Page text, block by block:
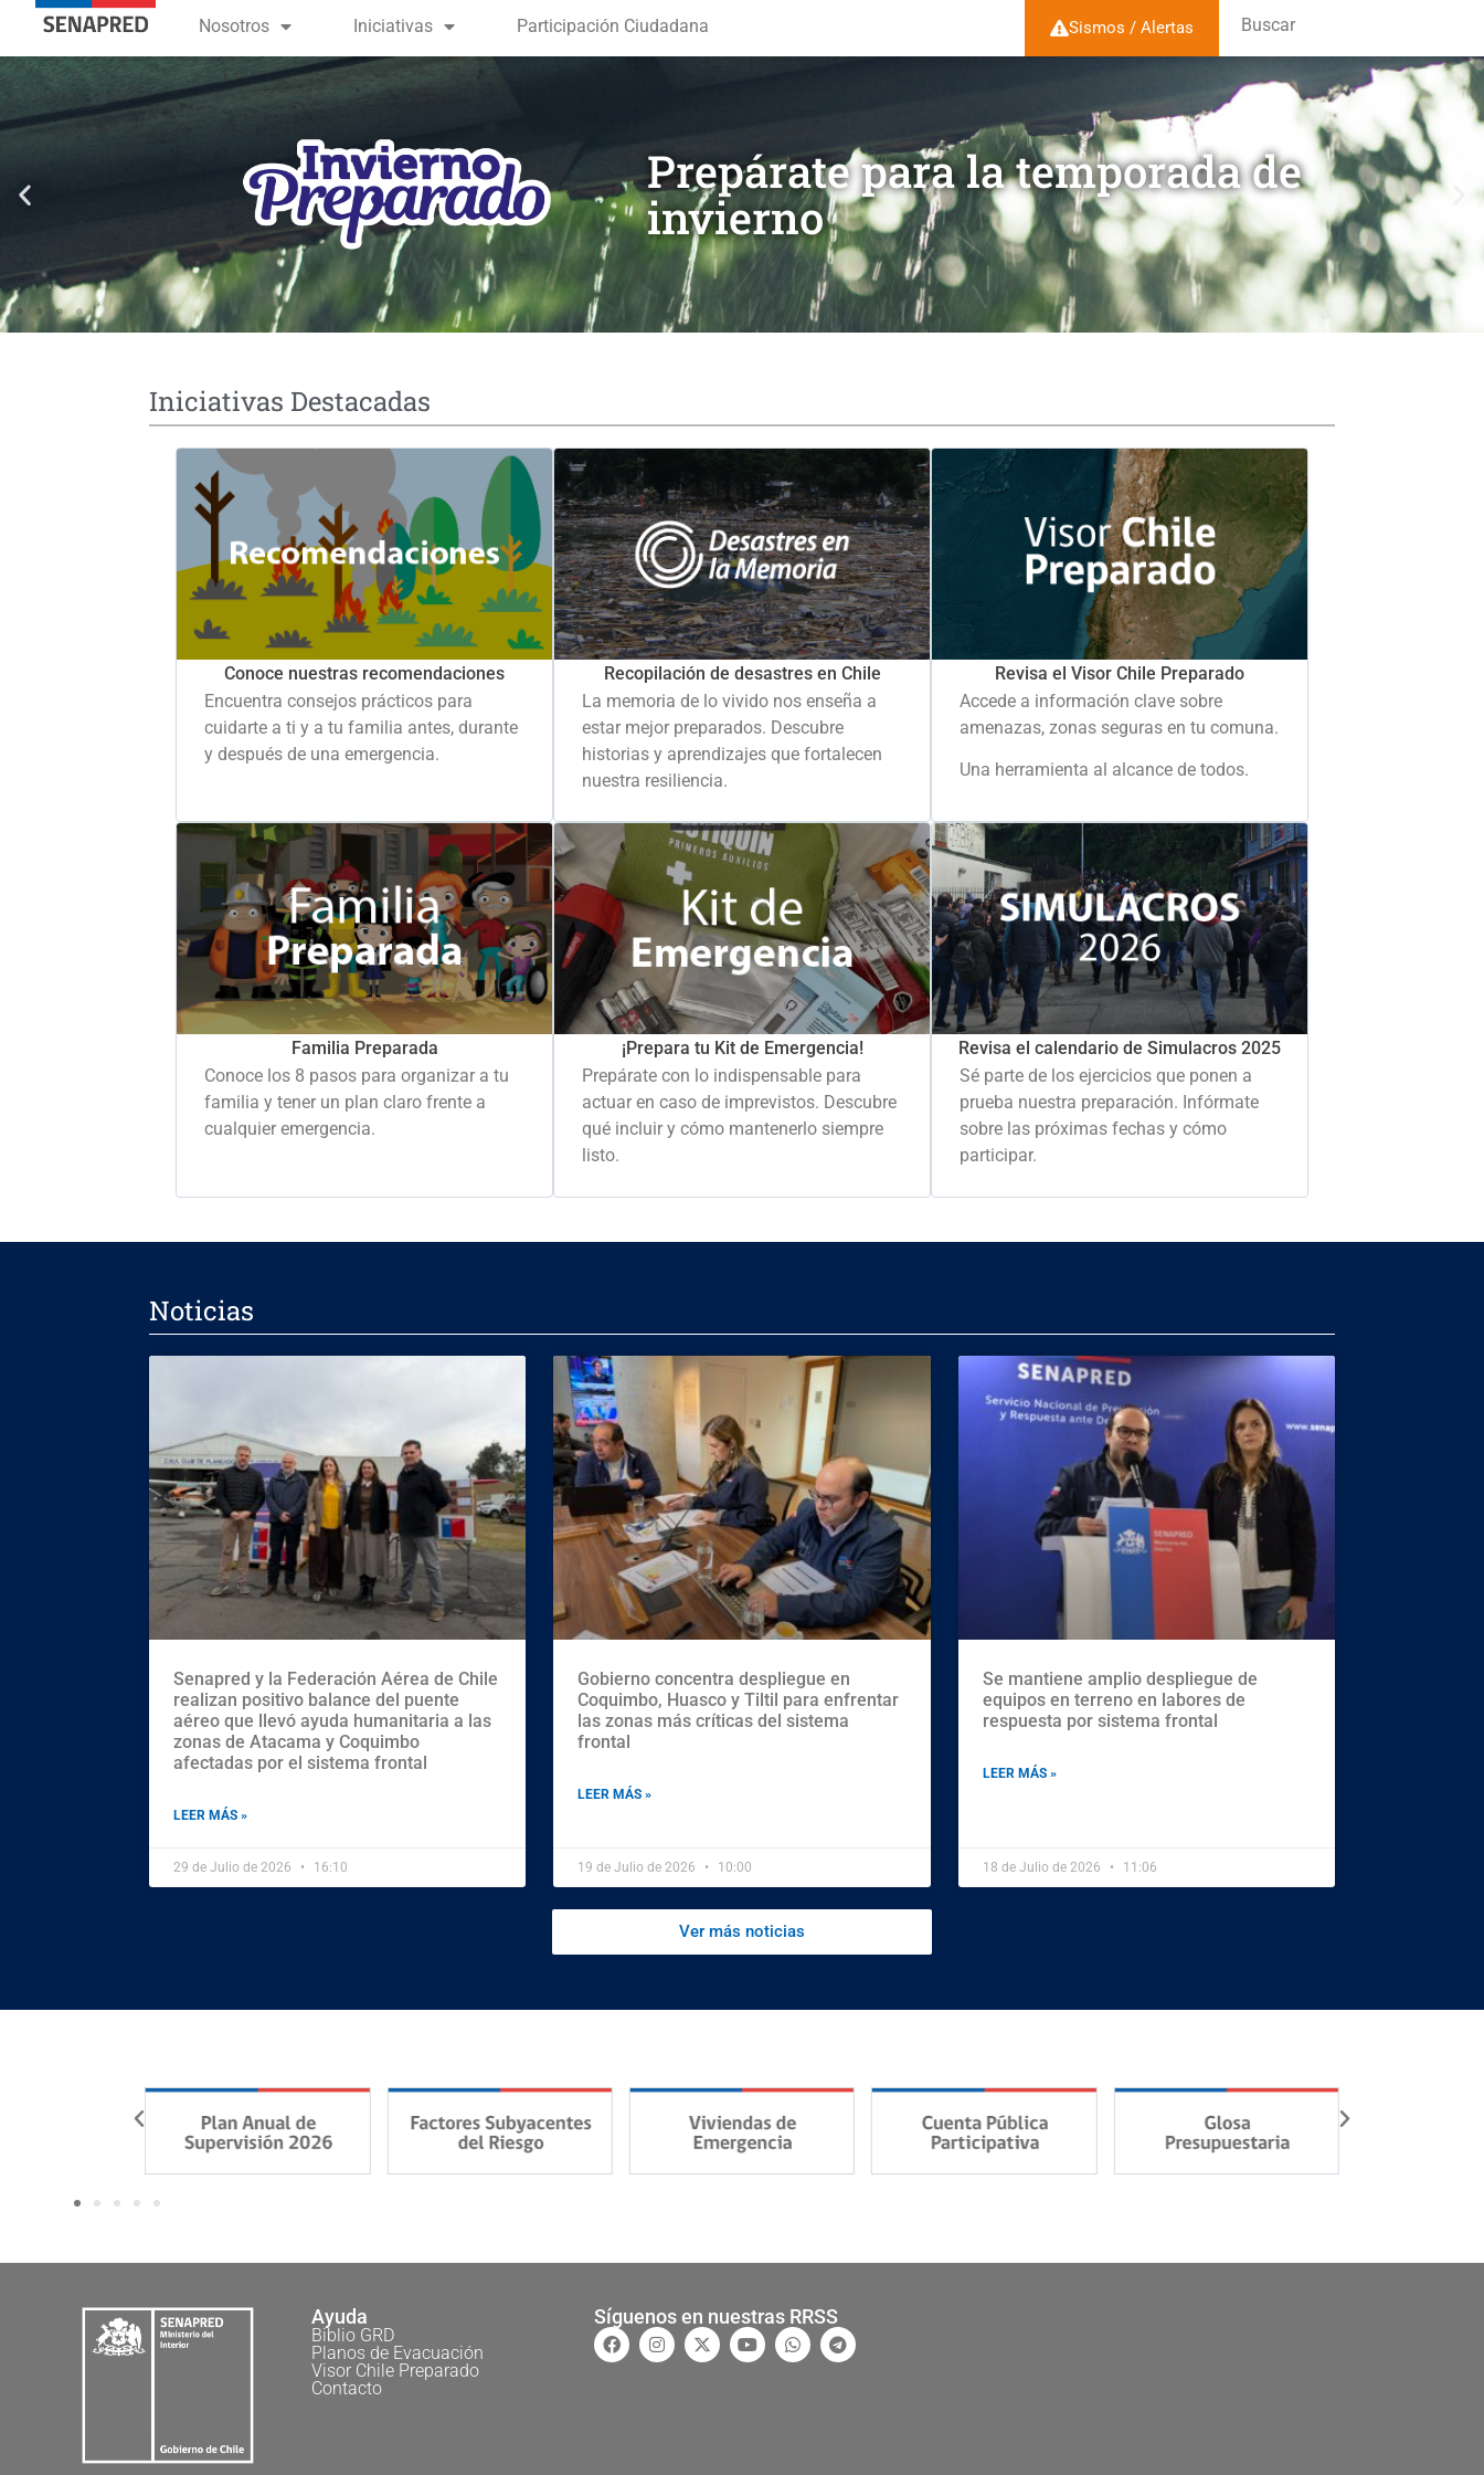
contenido
Nosotros Iniciativas Participación Ciudadana Sismos / Alertas Buscar
Prepárate para la temporada de
invierno
Iniciativas Destacadas
Conoce nuestras recomendaciones
Encuentra consejos prácticos para
cuidarte a ti y a tu familia antes, durante
y después de una emergencia.
Recopilación de desastres en Chile
La memoria de lo vivido nos enseña a
estar mejor preparados. Descubre
historias y aprendizajes que fortalecen
nuestra resiliencia.
Revisa el Visor Chile Preparado
Accede a información clave sobre
amenazas, zonas seguras en tu comuna.
Una herramienta al alcance de todos.
Familia Preparada
Conoce los 8 pasos para organizar a tu
familia y tener un plan claro frente a
cualquier emergencia.
¡Prepara tu Kit de Emergencia!
Prepárate con lo indispensable para
actuar en caso de imprevistos. Descubre
qué incluir y cómo mantenerlo siempre
listo.
Revisa el calendario de Simulacros 2025
Sé parte de los ejercicios que ponen a
prueba nuestra preparación. Infórmate
sobre las próximas fechas y cómo
participar.
Noticias
Senapred y la Federación Aérea de Chile
realizan positivo balance del puente
aéreo que llevó ayuda humanitaria a las
zonas de Atacama y Coquimbo
afectadas por el sistema frontal
LEER MÁS »
29 de Julio de 2026 16:10
Gobierno concentra despliegue en
Coquimbo, Huasco y Tiltil para enfrentar
las zonas más críticas del sistema
frontal
LEER MÁS »
19 de Julio de 2026 10:00
Se mantiene amplio despliegue de
equipos en terreno en labores de
respuesta por sistema frontal
LEER MÁS »
18 de Julio de 2026 11:06
Ver más noticias
Ayuda
Biblio GRD
Planos de Evacuación
Visor Chile Preparado
Contacto
Síguenos en nuestras RRSS